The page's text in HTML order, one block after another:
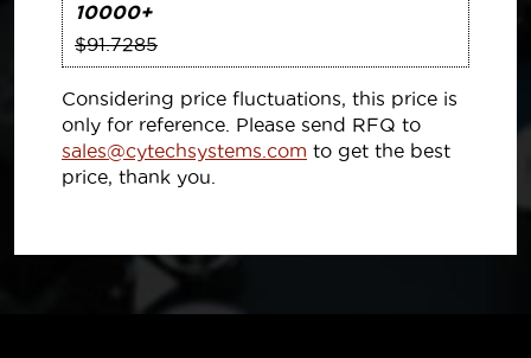
10000+
$91.7285
Considering price fluctuations, this price is
only for reference. Please send RFQ to
sales@cytechsystems.com to get the best
price, thank you.